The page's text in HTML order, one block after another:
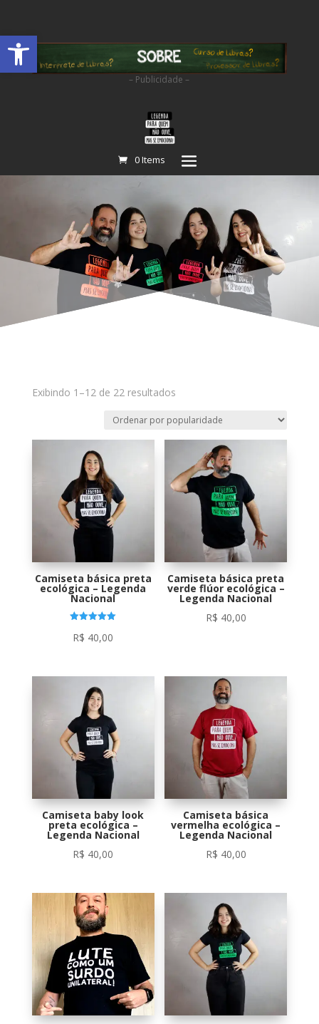
Abrir a barra de ferramentas
– Publicidade –
0 Items
Exibindo 1–12 de 22 resultadosClassificado
popularidade
Camiseta básica preta
ecológica – Legenda
Nacional
5.00
de 5
R$ 40,00
Camiseta básica preta
verde flúor ecológica –
Legenda Nacional
R$ 40,00
Camiseta baby look
preta ecológica –
Legenda Nacional
R$ 40,00
Camiseta básica
vermelha ecológica –
Legenda Nacional
R$ 40,00